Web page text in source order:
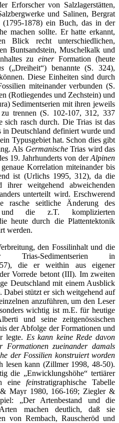
Erforscher von Salzlagerstätten,
und Salinen, Bergrat
1878) ein Buch, das in der
machen sollte. Er hatte erkannt,
recht unterschiedlichen,
Buntsandstein, Muschelkalk und
zueinerFormation (heute
(„Dreiheit“) benannte (S. 324),
Diese Einheiten sind durch
miteinander verbunden (S.
(Rotliegendes und Zechstein) und
Sedimentserien mit ihren jeweils
zu trennen (S. 102-107, 312, 337
sich rasch durch. Die Trias ist das
in Deutschland definiert wurde und
Typusgebiet hat. Schon dies gibt
Als GermanischeTrias wird das
19. Jahrhunderts von derAlpinen
Korrelation miteinander bis
ist (Urlichs 1995, 312), da die
weitgehend abweichenden
unterteilt wird. Erschwerend
rasche seitliche Änderung des
und die z.T. komplizierten
heute durch die Plattentektonik
werden.
den Fossilinhalt und die
Trias-Sedimentserien in
die er weithin aus eigener
Vorrede betont (III). Im zweiten
Deutschland mit einem Ausblick
stützt er sich weitgehend auf
anzuführen, um den Leser
wichtig ist m.E. für heutige
und seine zeitgenössischen
der Abfolge der Formationen und
legte. Es kann keine Rede davon
Formationen zueinander damals
der Fossilien konstruiert worden
lesen kann (Zillmer 1998, 48-50).
die „Enwicklungshöhe“ tertiärer
eine feinstratigraphische Tabelle
Mayr 1980, 166-169; Ziegler &
„Der Artenbestand und die
machen deutlich, daß sie
von Rembach, Rauscheröd und